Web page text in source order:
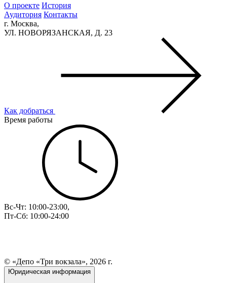
О проекте История
Аудитория Контакты
г. Москва,
УЛ. НОВОРЯЗАНСКАЯ, Д. 23
Как добраться
Время работы
Вс-Чт: 10:00-23:00,
Пт-Сб: 10:00-24:00
© «Депо «Три вокзала», 2026 г.
Юридическая информация